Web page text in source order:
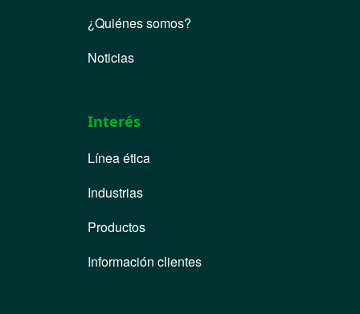
¿Quiénes somos?
Noticias
Interés
Línea ética
Industrias
Productos
Información clientes